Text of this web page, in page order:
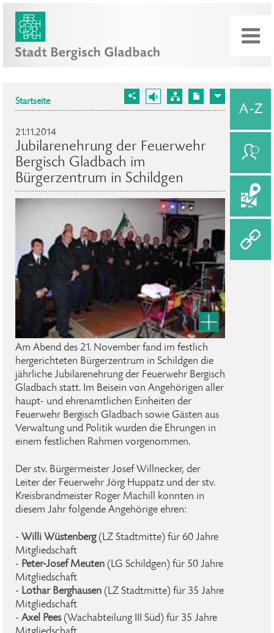
Startseite
21.11.2014
Jubilarenehrung der Feuerwehr
Bergisch Gladbach im
Bürgerzentrum in Schildgen
Am Abend des 21. November fand im festlich
hergerichteten Bürgerzentrum in Schildgen die
jährliche Jubilarenehrung der Feuerwehr Bergisch
Gladbach statt. Im Beisein von Angehörigen aller
haupt- und ehrenamtlichen Einheiten der
Feuerwehr Bergisch Gladbach sowie Gästen aus
Verwaltung und Politik wurden die Ehrungen in
einem festlichen Rahmen vorgenommen.
Der stv. Bürgermeister Josef Willnecker, der
Leiter der Feuerwehr Jörg Huppatz und der stv.
Kreisbrandmeister Roger Machill konnten in
diesem Jahr folgende Angehörige ehren:
- Willi Wüstenberg(LZ Stadtmitte) für 60 Jahre
Mitgliedschaft
- Peter-Josef Meuten (LG Schildgen) für 50 Jahre
Mitgliedschaft
- Lothar Berghausen (LZ Stadtmitte) für 35 Jahre
Mitgliedschaft
- Axel Pees (Wachabteilung III Süd) für 35 Jahre